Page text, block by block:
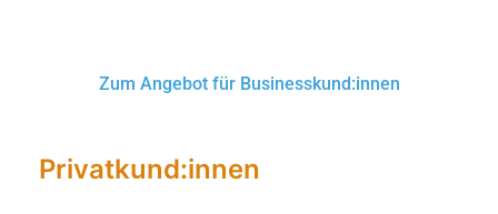
Zum Angebot für Businesskund:innen
Privatkund:innen